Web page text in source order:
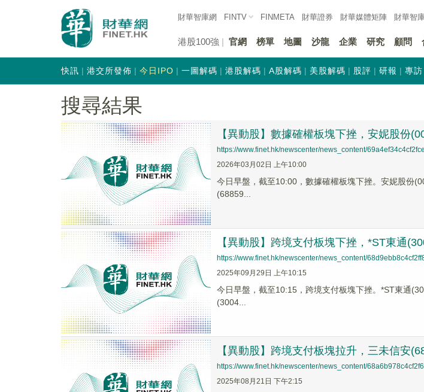
財華智庫網 FINTV FINMETA 財華證券 財華媒體矩陣 財華智
港股100強 官網 榜單 地圖 沙龍 企業 研究 顧問
快訊 港交所發佈 今日IPO 一圖解碼 港股解碼 A股解碼 美股解碼 股評 研報 專訪
搜尋結果
【異動股】數據確權板塊下挫，安妮股份
https://www.finet.hk/newscenter/news_content/
2026年03月02日 上午10:00
今日早盤，截至10:00，數據確權板塊下挫。安妮股份
(68859...
【異動股】跨境支付板塊下挫，*ST東通
https://www.finet.hk/newscenter/news_content/
2025年09月29日 上午10:15
今日早盤，截至10:15，跨境支付板塊下挫。*ST東通
(3004...
【異動股】跨境支付板塊拉升，三未信安
https://www.finet.hk/newscenter/news_content/
2025年08月21日 下午2:15